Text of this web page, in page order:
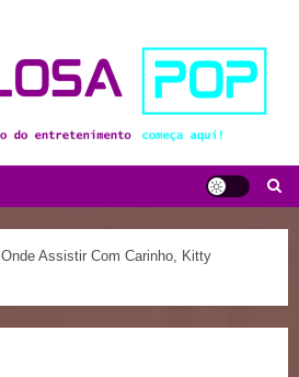
Onde Assistir Com Carinho, Kitty